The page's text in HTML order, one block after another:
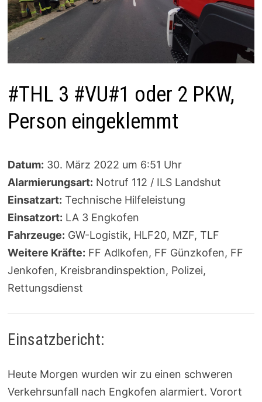
#THL 3 #VU#1 oder 2 PKW,
Person eingeklemmt
Datum: 30. März 2022 um 6:51 Uhr
Alarmierungsart: Notruf 112 / ILS Landshut
Einsatzart: Technische Hilfeleistung
Einsatzort: LA 3 Engkofen
Fahrzeuge: GW-Logistik, HLF20, MZF, TLF
Weitere Kräfte: FF Adlkofen, FF Günzkofen, FF
Jenkofen, Kreisbrandinspektion, Polizei,
Rettungsdienst
Einsatzbericht:
Heute Morgen wurden wir zu einen schweren
Verkehrsunfall nach Engkofen alarmiert. Vorort